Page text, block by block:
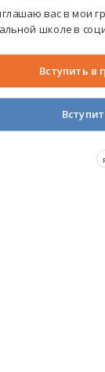
вас в мои
школе в
Вступить в